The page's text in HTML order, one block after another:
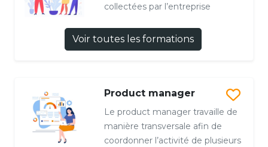
collectées par l’entreprise
Voir toutes les formations
Product manager
Le product manager travaille de
manière transversale afin de
coordonner l’activité de plusieurs